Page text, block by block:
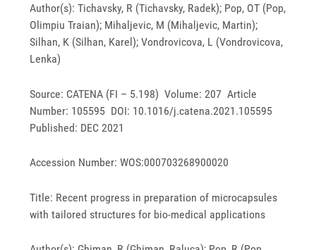
Author(s): Tichavsky, R (Tichavsky, Radek); Pop, OT (Pop,
Olimpiu Traian); Mihaljevic, M (Mihaljevic, Martin);
Silhan, K (Silhan, Karel); Vondrovicova, L (Vondrovicova,
Lenka)
Source: CATENA (FI – 5.198) Volume: 207 Article
Number: 105595 DOI: 10.1016/j.catena.2021.105595
Published: DEC 2021
Accession Number: WOS:000703268900020
Title: Recent progress in preparation of microcapsules
with tailored structures for bio-medical applications